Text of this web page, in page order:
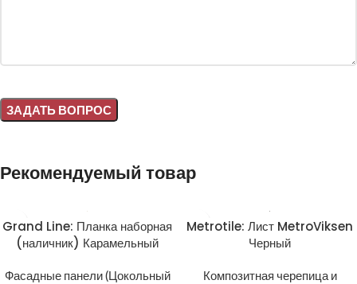
Рекомендуемый товар
Grand Line: Планка наборная
(наличник) Карамельный
Фасадные панели (Цокольный
Metrotile: Лист MetroViksen
Черный
Композитная черепица и